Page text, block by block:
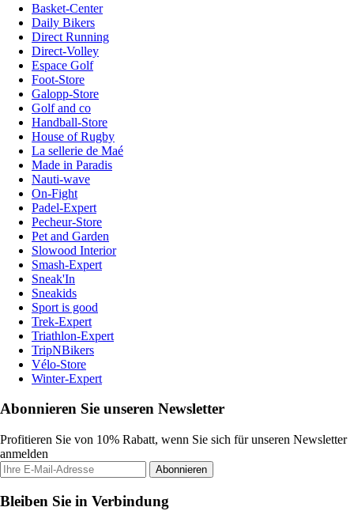
Basket-Center
Daily Bikers
Direct Running
Direct-Volley
Espace Golf
Foot-Store
Galopp-Store
Golf and co
Handball-Store
House of Rugby
La sellerie de Maé
Made in Paradis
Nauti-wave
On-Fight
Padel-Expert
Pecheur-Store
Pet and Garden
Slowood Interior
Smash-Expert
Sneak'In
Sneakids
Sport is good
Trek-Expert
Triathlon-Expert
TripNBikers
Vélo-Store
Winter-Expert
Abonnieren Sie unseren Newsletter
Profitieren Sie von 10% Rabatt, wenn Sie sich für unseren Newsletter
anmelden
Abonnieren
Bleiben Sie in Verbindung